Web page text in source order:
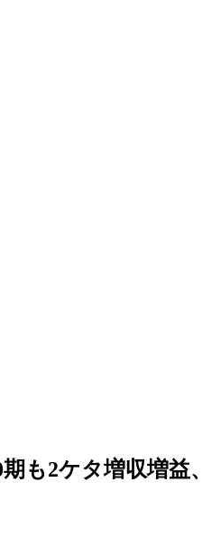
も2ケタ増収増